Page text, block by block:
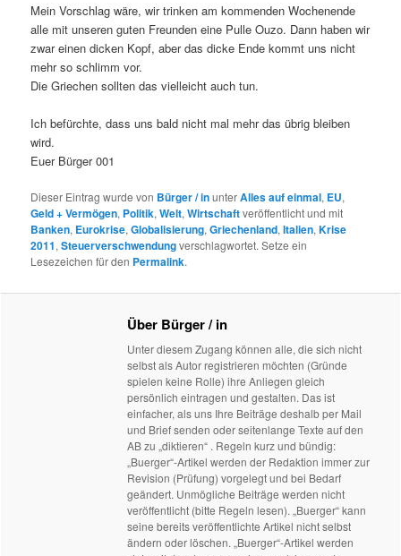
Mein Vorschlag wäre, wir trinken am kommenden Wochenende
alle mit unseren guten Freunden eine Pulle Ouzo. Dann haben wir
zwar einen dicken Kopf, aber das dicke Ende kommt uns nicht
mehr so schlimm vor.
Die Griechen sollten das vielleicht auch tun.
Ich befürchte, dass uns bald nicht mal mehr das übrig bleiben
wird.
Euer Bürger 001
Dieser Eintrag wurde von Bürger / inunterAlles auf einmal, EU,
Geld + Vermögen, Politik,Welt,Wirtschaftveröffentlicht und mit
Banken, Eurokrise,Globalisierung,Griechenland,Italien,Krise
2011,Steuerverschwendungverschlagwortet. Setze ein
Lesezeichen für den Permalink.
Über Bürger / in
Unter diesem Zugang können alle, die sich nicht
selbst als Autor registrieren möchten (Gründe
spielen keine Rolle) ihre Anliegen gleich
persönlich eintragen und gestalten. Das ist
einfacher, als uns Ihre Beiträge deshalb per Mail
und Brief senden oder seitenlange Texte auf den
AB zu „diktieren“ . Regeln kurz und bündig:
„Buerger“-Artikel werden der Redaktion immer zur
Revision (Prüfung) vorgelegt und bei Bedarf
geändert. Unmögliche Beiträge werden nicht
veröffentlicht (bitte Regeln lesen). „Buerger“ kann
seine bereits veröffentlichte Artikel nicht selbst
ändern oder löschen. „Buerger“-Artikel werden